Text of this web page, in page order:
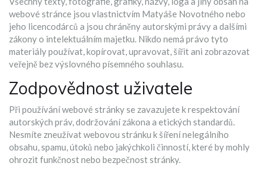
webové stránce jsou vlastnictvím Matyáše Novotného nebo
jeho licencodárců a jsou chráněny autorskými právy a dalšími
zákony o intelektuálním majetku. Nikdo nemá právo tyto
materiály používat, kopírovat, upravovat, šířit ani zobrazovat
veřejně bez výslovného písemného souhlasu.
Zodpovědnost uživatele
Při používání webové stránky se zavazujete k respektování
autorských práv, dodržování zákona a etických standardů.
Nesmíte zneužívat webovou stránku k šíření nelegálního
obsahu, spamu, útoků nebo jakýchkoli činností, které by mohly
ohrozit funkčnost nebo bezpečnost stránky.